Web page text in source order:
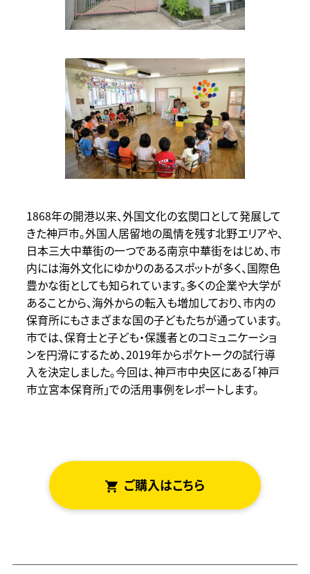
1868年の開港以来、外国文化の玄関口として発展して
きた神戸市。外国人居留地の風情を残す北野エリアや、
日本三大中華街の一つである南京中華街をはじめ、市
内には海外文化にゆかりのあるスポットが多く、国際色
豊かな街としても知られています。多くの企業や大学が
あることから、海外からの転入も増加しており、市内の
保育所にもさまざまな国の子どもたちが通っています。
市では、保育士と子ども・保護者とのコミュニケーショ
ンを円滑にするため、2019年からポケトークの試行導
入を決定しました。今回は、神戸市中央区にある「神戸
市立宮本保育所」での活用事例をレポートします。
ご はこちら